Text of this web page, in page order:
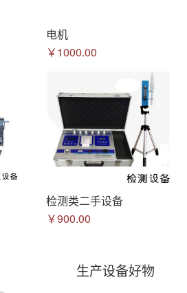
电机
￥1000.00
检测类二手设备
￥900.00
生产设备好物